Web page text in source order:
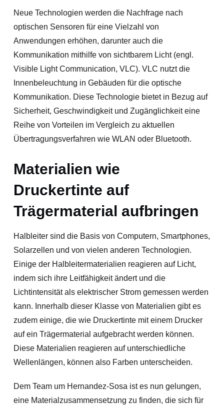
Neue Technologien werden die Nachfrage nach
optischen Sensoren für eine Vielzahl von
Anwendungen erhöhen, darunter auch die
Kommunikation mithilfe von sichtbarem Licht (engl.
Visible Light Communication, VLC). VLC nutzt die
Innenbeleuchtung in Gebäuden für die optische
Kommunikation. Diese Technologie bietet in Bezug auf
Sicherheit, Geschwindigkeit und Zugänglichkeit eine
Reihe von Vorteilen im Vergleich zu aktuellen
Übertragungsverfahren wie WLAN oder Bluetooth.
Materialien wie
Druckertinte auf
Trägermaterial aufbringen
Halbleiter sind die Basis von Computern, Smartphones,
Solarzellen und von vielen anderen Technologien.
Einige der Halbleitermaterialien reagieren auf Licht,
indem sich ihre Leitfähigkeit ändert und die
Lichtintensität als elektrischer Strom gemessen werden
kann. Innerhalb dieser Klasse von Materialien gibt es
zudem einige, die wie Druckertinte mit einem Drucker
auf ein Trägermaterial aufgebracht werden können.
Diese Materialien reagieren auf unterschiedliche
Wellenlängen, können also Farben unterscheiden.
Dem Team um Hernandez-Sosa ist es nun gelungen,
eine Materialzusammensetzung zu finden, die sich für